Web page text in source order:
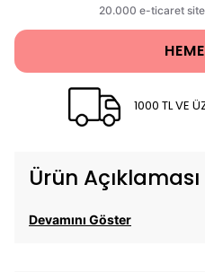
1000 TL VE
Ürün Açıklaması
Devamını Göster